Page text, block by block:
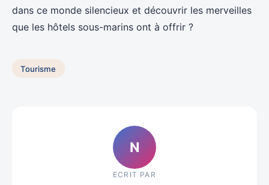
dans ce monde silencieux et découvrir les merveilles
que les hôtels sous-marins ont à offrir ?
Tourisme
N
ECRIT PAR